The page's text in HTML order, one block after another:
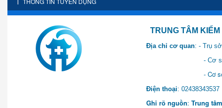
TRUNG TÂM KIỂM SOÁT
Địa chỉ cơ quan: - Trụ
- Cơ sở 2: Khu Hành
- Cơ sở 3: Số 1 Ngõ 2
Điện thoại:
Ghi rõ nguồn: Trung